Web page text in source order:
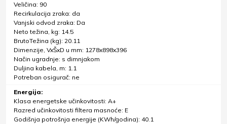
Veličina: 90
Recirkulacija zraka: da
Vanjski odvod zraka: Da
Neto težina, kg: 14.5
BrutoTežina (kg): 20.11
Dimenzije, VxŠxD u mm: 1278x898x396
Način ugradnje: s dimnjakom
Duljina kabela, m: 1.1
Potreban osigurač: ne
Energija:
Klasa energetske učinkovitosti: A+
Razred učinkovitosti filtera masnoće: E
Godišnja potrošnja energije (KWh/godina): 40.1